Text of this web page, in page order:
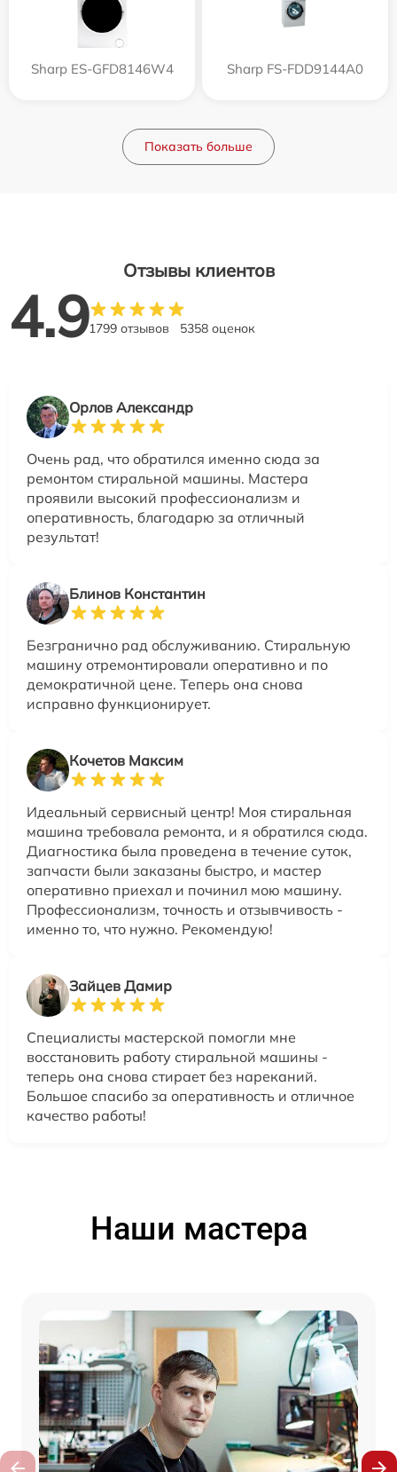
Sharp ES-GFD8146W4 Sharp FS-FDD9144A0
Показать больше
Отзывы клиентов
4.91799 отзывов 5358 оценок
Орлов Александр
Очень рад, что обратился именно сюда за
ремонтом стиральной машины. Мастера
проявили высокий профессионализм и
оперативность, благодарю за отличный
результат!
Блинов Константин
Безгранично рад обслуживанию. Стиральную
машину отремонтировали оперативно и по
демократичной цене. Теперь она снова
исправно функционирует.
Кочетов Максим
Идеальный сервисный центр! Моя стиральная
машина требовала ремонта, и я обратился сюда.
Диагностика была проведена в течение суток,
запчасти были заказаны быстро, и мастер
оперативно приехал и починил мою машину.
Профессионализм, точность и отзывчивость -
именно то, что нужно. Рекомендую!
Зайцев Дамир
Специалисты мастерской помогли мне
восстановить работу стиральной машины -
теперь она снова стирает без нареканий.
Большое спасибо за оперативность и отличное
качество работы!
Наши мастера